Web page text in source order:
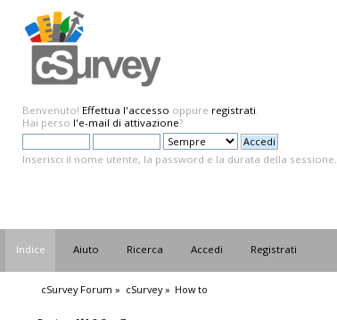
Benvenuto! Effettua l'accesso oppure registrati.
Hai perso l'e-mail di attivazione?
Inserisci il nome utente, la password e la durata della sessione.
Indice Aiuto Ricerca Accedi Registrati
cSurvey Forum » cSurvey» How to